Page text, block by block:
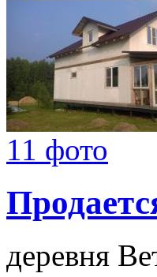
11 фото
деревня